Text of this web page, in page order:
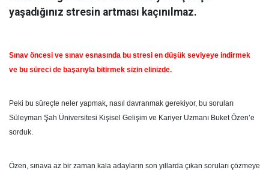
yaşadığınız stresin artması kaçınılmaz.
Sınav öncesi ve sınav esnasında bu stresi en düşük seviyeye indirmek
ve bu süreci de başarıyla bitirmek sizin elinizde.
Peki bu süreçte neler yapmak, nasıl davranmak gerekiyor, bu soruları
Süleyman Şah Üniversitesi Kişisel Gelişim ve Kariyer Uzmanı Buket Özen’e
sorduk.
Özen, sınava az bir zaman kala adayların son yıllarda çıkan soruları çözmeye